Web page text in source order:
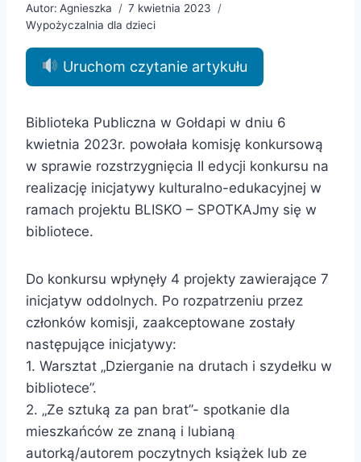
Autor: Agnieszka
7 kwietnia 2023
Wypożyczalnia dla dzieci
Uruchom czytanie artykułu
Biblioteka Publiczna w Gołdapi w dniu 6
kwietnia 2023r. powołała komisję konkursową
w sprawie rozstrzygnięcia II edycji konkursu na
realizację inicjatywy kulturalno-edukacyjnej w
ramach projektu BLISKO – SPOTKAJmy się w
bibliotece.
Do konkursu wpłynęły 4 projekty zawierające 7
inicjatyw oddolnych. Po rozpatrzeniu przez
członków komisji, zaakceptowane zostały
następujące inicjatywy:
1. Warsztat „Dzierganie na drutach i szydełku w
bibliotece”.
2. „Ze sztuką za pan brat”- spotkanie dla
mieszkańców ze znaną i lubianą
autorką/autorem poczytnych książek lub ze